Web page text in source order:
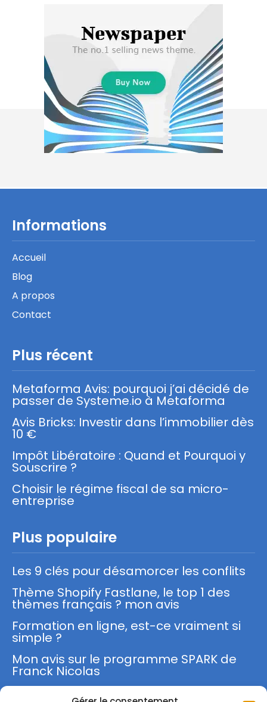
Informations
Accueil
Blog
A propos
Contact
Plus récent
Metaforma Avis: pourquoi j’ai décidé de
passer de Systeme.io à Metaforma
Avis Bricks: Investir dans l’immobilier dès
10 €
Impôt Libératoire : Quand et Pourquoi y
Souscrire ?
Choisir le régime fiscal de sa micro-
entreprise
Plus populaire
Les 9 clés pour désamorcer les conflits
Thème Shopify Fastlane, le top 1 des
thèmes français ? mon avis
Formation en ligne, est-ce vraiment si
simple ?
Mon avis sur le programme SPARK de
Franck Nicolas